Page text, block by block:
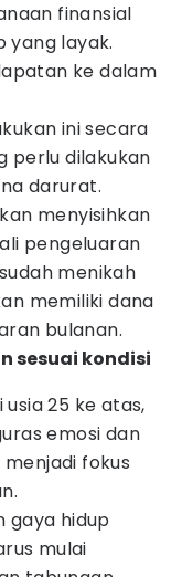
finansial
yang layak.
ke dalam
ini secara
perlu dilakukan
darurat.
menyisihkan
pengeluaran
menikah
memiliki dana
bulanan.
sesuai kondisi
25 ke atas,
emosi dan
fokus
gaya hidup
mulai